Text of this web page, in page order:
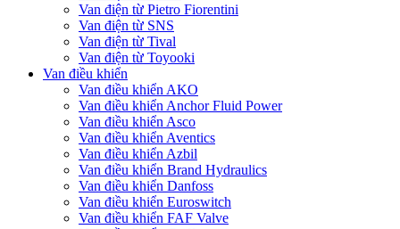
Van điện từ Pietro Fiorentini
Van điện từ SNS
Van điện từ Tival
Van điện từ Toyooki
Van điều khiển
Van điều khiển AKO
Van điều khiển Anchor Fluid Power
Van điều khiển Asco
Van điều khiển Aventics
Van điều khiển Azbil
Van điều khiển Brand Hydraulics
Van điều khiển Danfoss
Van điều khiển Euroswitch
Van điều khiển FAF Valve